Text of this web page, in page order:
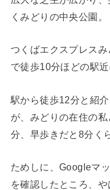
くみどりの中央公園。
つくばエクスプレス
で徒歩10分ほどの駅
駅から徒歩12分と紹
が、みどりの在住の
分、早歩きだと8分く
ためしに、Googleマ
を確認したところ、や